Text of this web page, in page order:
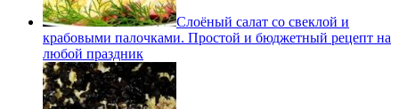
Слоёный салат со свеклой и
крабовыми палочками. Простой и бюджетный рецепт на
любой праздник